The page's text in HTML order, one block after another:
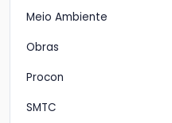
Meio Ambiente
Obras
Procon
SMTC